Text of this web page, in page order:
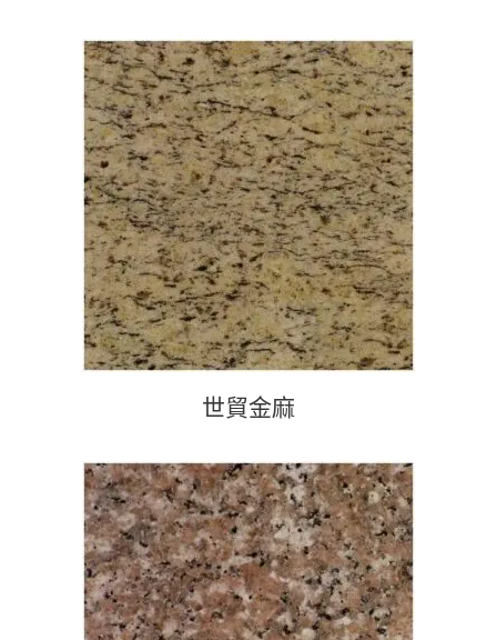
查看內容
世貿金麻
查看內容